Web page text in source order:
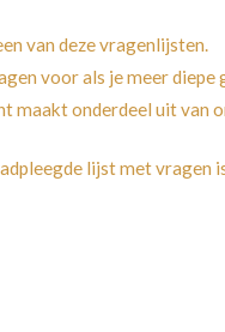
van deze vragenlijsten.
voor als je meer diepe
maakt onderdeel uit van
lijst met vragen